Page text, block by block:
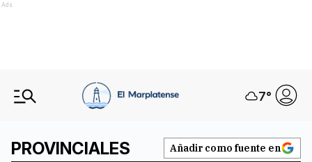
Ads
7°
PROVINCIALES Añadir como fuente en